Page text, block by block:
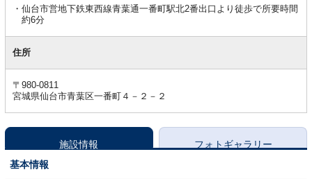
仙台市営地下鉄東西線青葉通一番町駅北2番出口より徒歩で所要時間
約6分
住所
〒980-0811
宮城県仙台市青葉区一番町４－２－２
施設情報
フォトギャラリー
基本情報